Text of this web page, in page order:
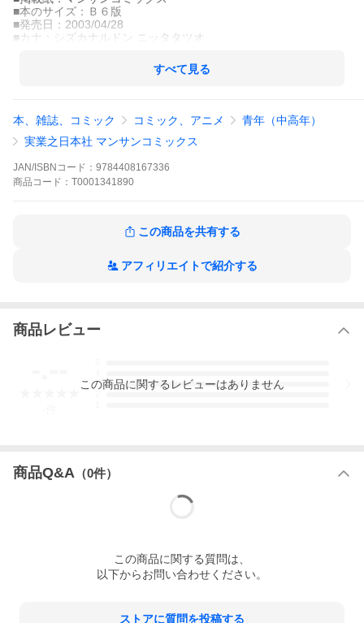
■本のサイズ：Ｂ６版
■発売日：2003/04/28
■カナ：シズカナルドン ニッタタツオ
すべて見る
本、雑誌、コミック コミック、アニメ
青年（中高年）
実業之日本社 マンサンコミックス
JAN/ISBNコード： 9784408167336
商品 コード： T0001341890
この商品を共有する
アフィリエイトで紹介する
商品レビュー
3
この商品に関するレビューはありません
商品Q&A （0件）
この商品に関する質問は、
以下からお問い合わせください。
ストアに質問を投稿する